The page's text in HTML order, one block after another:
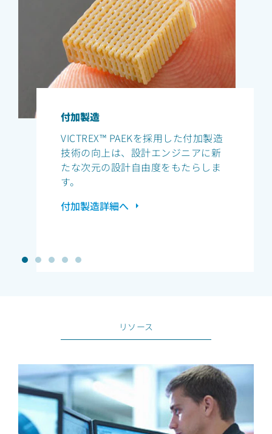
付加製造
VICTREX™ PAEKを採用した付加製造
技術の向上は、設計エンジニアに新
たな次元の設計自由度をもたらしま
す。
付加製造詳細へ
リソース